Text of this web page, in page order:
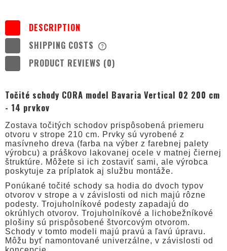
DESCRIPTION
SHIPPING COSTS
POSSIBLE PAYMENT COSTS
PRODUCT REVIEWS (0)
Točité schody CORA model Bavaria Vertical 02 200 cm
- 14 prvkov
Zostava točitých schodov prispôsobená priemeru
otvoru v strope 210 cm. Prvky sú vyrobené z
masívneho dreva (farba na výber z farebnej palety
výrobcu) a práškovo lakovanej ocele v matnej čiernej
štruktúre. Môžete si ich zostaviť sami, ale výrobca
poskytuje za príplatok aj službu montáže.
Ponúkané točité schody sa hodia do dvoch typov
otvorov v strope a v závislosti od nich majú rôzne
podesty. Trojuholníkové podesty zapadajú do
okrúhlych otvorov. Trojuholníkové a lichobežníkové
plošiny sú prispôsobené štvorcovým otvorom.
Schody v tomto modeli majú pravú a ľavú úpravu.
Môžu byť namontované univerzálne, v závislosti od